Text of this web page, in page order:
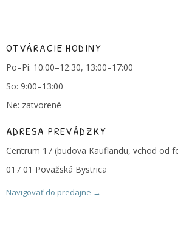
OTVÁRACIE HODINY
Po–Pi: 10:00–12:30, 13:00–17:00
So: 9:00–13:00
Ne: zatvorené
ADRESA PREVÁDZKY
Centrum 17 (budova Kauflandu, vchod od
017 01 Považská Bystrica
Navigovať do predajne →